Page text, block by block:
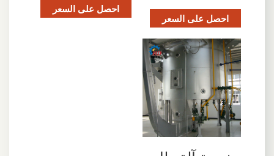
احصل على السعر
احصل على السعر